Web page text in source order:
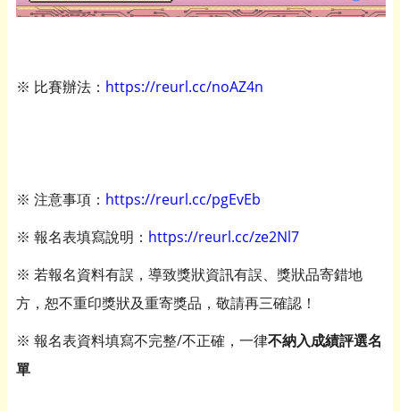
※ 比賽辦法： https://reurl.cc/noAZ4n
※ 注意事項： https://reurl.cc/pgEvEb
※ 報名表填寫說明： https://reurl.cc/ze2Nl7
※ 若報名資料有誤，導致獎狀資訊有誤、獎狀品寄錯地
方，恕不重印獎狀及重寄獎品，敬請再三確認！
※ 報名表資料填寫不完整/不正確，一律不納入成績評選名
單